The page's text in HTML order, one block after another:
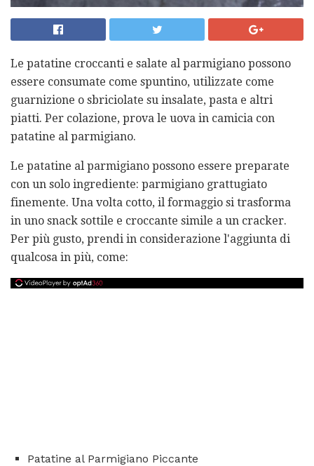
Le patatine croccanti e salate al parmigiano possono
essere consumate come spuntino, utilizzate come
guarnizione o sbriciolate su insalate, pasta e altri
piatti. Per colazione, prova le uova in camicia con
patatine al parmigiano.
Le patatine al parmigiano possono essere preparate
con un solo ingrediente: parmigiano grattugiato
finemente. Una volta cotto, il formaggio si trasforma
in uno snack sottile e croccante simile a un cracker.
Per più gusto, prendi in considerazione l'aggiunta di
qualcosa in più, come:
Patatine al Parmigiano Piccante